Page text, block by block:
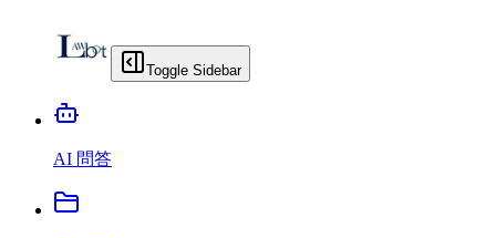
Toggle Sidebar
AI 問答